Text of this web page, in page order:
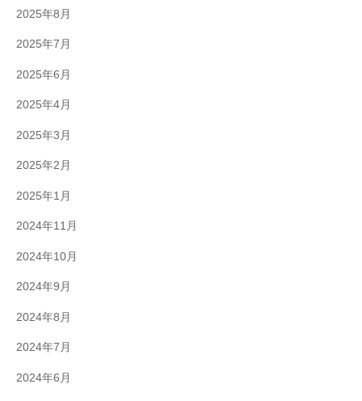
2025年8月
2025年7月
2025年6月
2025年4月
2025年3月
2025年2月
2025年1月
2024年11月
2024年10月
2024年9月
2024年8月
2024年7月
2024年6月